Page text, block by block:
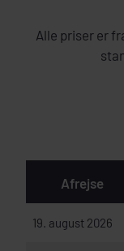
Alle priser er
Afrejse
19. august 2026